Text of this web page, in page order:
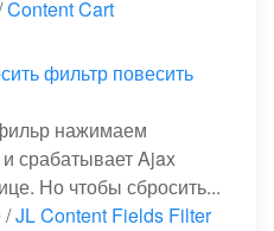
Content Cart
фильтр повесить
нажимаем
срабатывает Ajax
Но чтобы сбросить...
/JL Content Fields Filter